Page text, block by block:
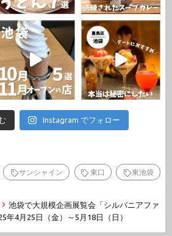
Instagram でフォロー
サンシャイン 東口 東池袋
池袋で大規模企画展覧会「シルバニアファ
年4月25日（金）～5月18日（日）